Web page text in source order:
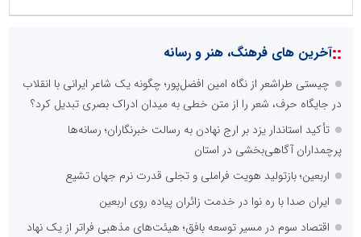
::آخرین های فرهنگ، هنر و رسانه
چیستی طراشعر از نگاه امین افضل‌پور؛ چگونه یک شاعر ایرانی با انقلاب
در جایگاه حرف، شعر را از متن خطی به میدان ادراک بصری تبدیل کرد؟
تأکید استاندار یزد بر ارج نهادن به رسالت خبرنگاران؛ رسانه‌ها
پرچمداران آگاهی‌بخشی در استان
اربعین؛ بازتولید هویت فراملی و تجلی قدرت نرم جهان تشیع
ایران صدا با ره نوا در خدمت زائران پیاده روی اربعین
اقتصاد سوم در مسیر توسعه بافق؛ هیئت‌های مذهبی فراتر از یک نهاد